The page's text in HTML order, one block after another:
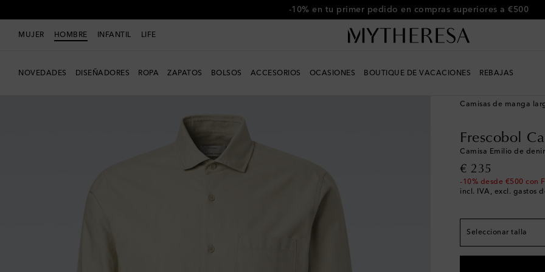
-10% en tu primer pedido en compras superiores a €500
MUJER HOMBRE INFANTIL LIFE
NOVEDADES DISEÑADORES ROPA ZAPATOS BOLSOS ACCESORIOS OCASIONES BOUTIQUE DE VACACIONES REBAJAS
Camisas de manga
Frescobol
Camisa Emilio de
€ 235
original price
-10% desde €500 con
incl. IVA, excl. gastos
Seleccionar talla
S / EU 38 Pocas
L / EU 41
XL / EU 42
XXXL / EU 44